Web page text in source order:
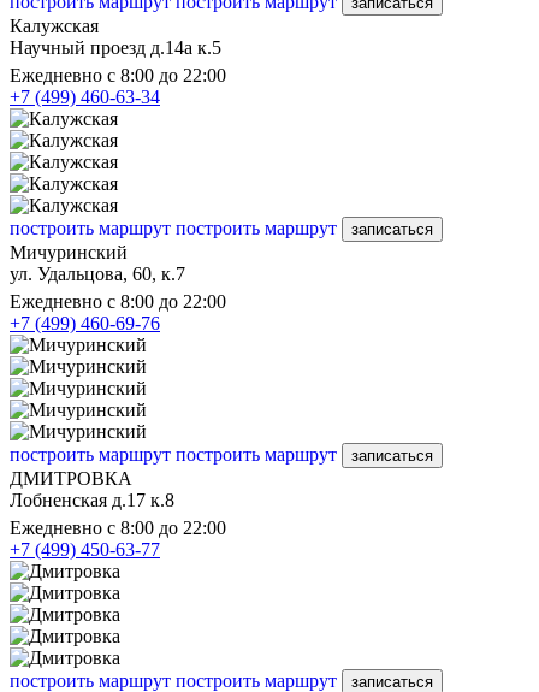
Калужская
Научный проезд д.14а к.5
Ежедневно с 8:00 до 22:00
+7 (499) 460-63-34
построить маршрут построить маршрут записаться
Мичуринский
ул. Удальцова, 60, к.7
Ежедневно с 8:00 до 22:00
+7 (499) 460-69-76
построить маршрут построить маршрут записаться
ДМИТРОВКА
Лобненская д.17 к.8
Ежедневно с 8:00 до 22:00
+7 (499) 450-63-77
построить маршрут построить маршрут записаться